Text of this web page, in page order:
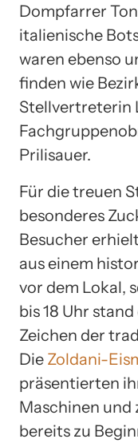
Dompfarrer
italienische
waren ebenso
finden wie
Stellvertreterin
Prilisauer.
Für die treuen
besonderes
Besucher
aus einem
vor dem Lokal,
bis 18 Uhr
Zeichen der
Die Zoldani-
präsentierten
Maschinen und
bereits zu